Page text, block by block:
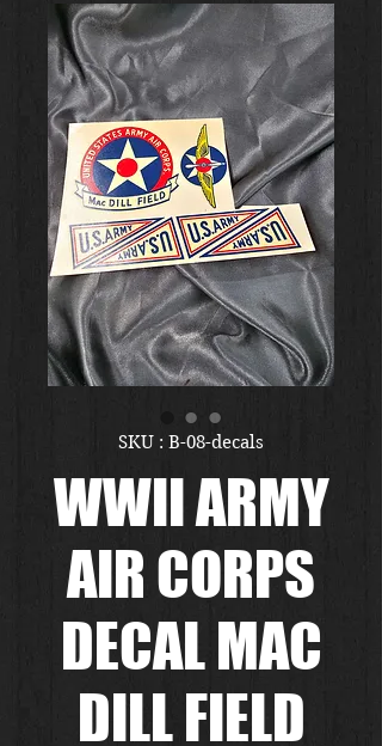
SKU : B-08-decals
WWII ARMY
AIR CORPS
DECAL MAC
DILL FIELD